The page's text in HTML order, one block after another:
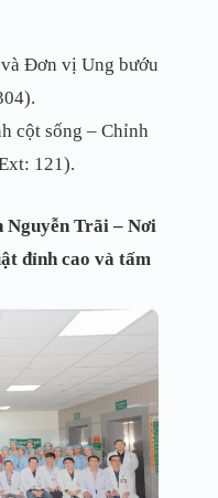
Đơn vị Ung bướu
cột sống – Chỉnh
121).
Nguyễn Trãi – Nơi
đỉnh cao và tấm